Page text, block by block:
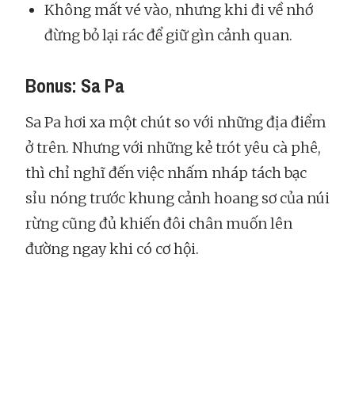
Không mất vé vào, nhưng khi đi về nhớ
đừng bỏ lại rác để giữ gìn cảnh quan.
Bonus: Sa Pa
Sa Pa hơi xa một chút so với những địa điểm
ở trên. Nhưng với những kẻ trót yêu cà phê,
thì chỉ nghĩ đến việc nhấm nháp tách bạc
sỉu nóng trước khung cảnh hoang sơ của núi
rừng cũng đủ khiến đôi chân muốn lên
đường ngay khi có cơ hội.